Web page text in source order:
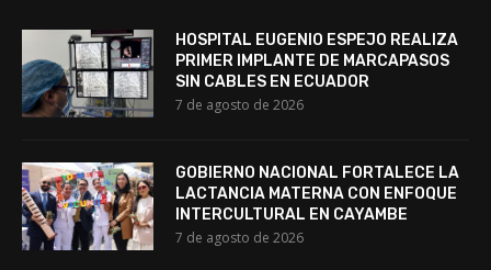
HOSPITAL EUGENIO ESPEJO REALIZA
PRIMER IMPLANTE DE MARCAPASOS
SIN CABLES EN ECUADOR
7 de agosto de 2026
GOBIERNO NACIONAL FORTALECE LA
LACTANCIA MATERNA CON ENFOQUE
INTERCULTURAL EN CAYAMBE
7 de agosto de 2026